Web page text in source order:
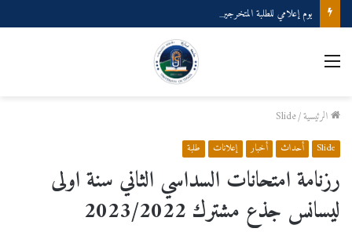
يوم إعلامي للطلبة المتخرجين دفعة 2025
القائمة
الرئيسية/
Slide
Slide أحداث أخبار إعلانات طلبة
رزنامة امتحانات السداسي الثاني سنة اولى
ليسانس جذع مشترك 2023/2022